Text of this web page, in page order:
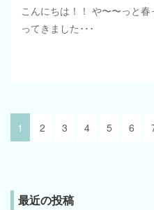
こんにちは！！ や〜〜っと
ってきました･･･
1 2 3 4 5 6
最近の投稿